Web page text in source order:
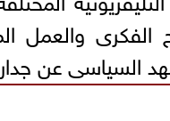
والعمل
السياسى عن